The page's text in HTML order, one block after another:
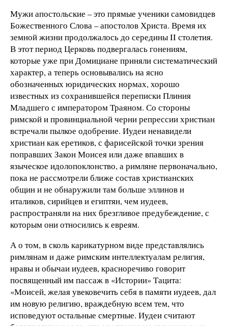
Мужи апостольские – это прямые ученики самовидцев
Божественного Слова – апостолов Христа. Время их
земной жизни продолжалось до середины II столетия.
В этот период Церковь подвергалась гонениям,
которые уже при Домициане приняли систематический
характер, а теперь основывались на ясно
обозначенных юридических нормах, хорошо
известных из сохранившейся переписки Плиния
Младшего с императором Траяном. Со стороны
римской и провинциальной черни репрессии христиан
встречали пылкое одобрение. Иудеи ненавидели
христиан как еретиков, с фарисейской точки зрения
поправших Закон Моисея или даже впавших в
языческое идолопоклонство, а римляне первоначально,
пока не рассмотрели ближе состав христианских
общин и не обнаружили там больше эллинов и
италиков, сирийцев и египтян, чем иудеев,
распространяли на них брезгливое предубеждение, с
которым они относились к евреям.
А о том, в сколь карикатурном виде представлялись
римлянам и даже римским интеллектуалам религия,
нравы и обычаи иудеев, красноречиво говорит
посвященный им пассаж в «Истории» Тацита:
«Моисей, желая увековечить себя в памяти иудеев, дал
им новую религию, враждебную всем тем, что
исповедуют остальные смертные. Иудеи считают